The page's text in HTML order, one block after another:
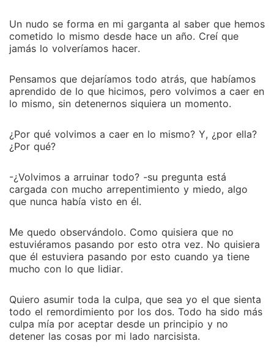
tanto para saber quién puede estar mintiendo. Y la
lealtad ha sido siempre su fuerte, pero... ¿Qué tan
seguro era? ¿Quién sería desleal de los dos primero?
que no se han enamorado. Dos bromistas que no han
estado dispuestos entrar en una relación seria y que
han jugado con muchos corazones. Una persona
más fuerte el amor o la amistad?
Un nudo se forma en mi garganta al saber que hemos
cometido lo mismo desde hace un año. Creí que
jamás lo volveríamos hacer.
Pensamos que dejaríamos todo atrás, que habíamos
aprendido de lo que hicimos, pero volvimos a caer en
lo mismo, sin detenernos siquiera un momento.
¿Por qué volvimos a caer en lo mismo? Y, ¿por ella?
¿Por qué?
-¿Volvimos a arruinar todo? -su pregunta está
cargada con mucho arrepentimiento y miedo, algo
que nunca había visto en él.
Me quedo observándolo. Como quisiera que no
estuviéramos pasando por esto otra vez. No quisiera
que él estuviera pasando por esto cuando ya tiene
mucho con lo que lidiar.
Quiero asumir toda la culpa, que sea yo el que sienta
todo el remordimiento por los dos. Todo ha sido más
culpa mía por aceptar desde un principio y no
detener las cosas por mi lado narcisista.